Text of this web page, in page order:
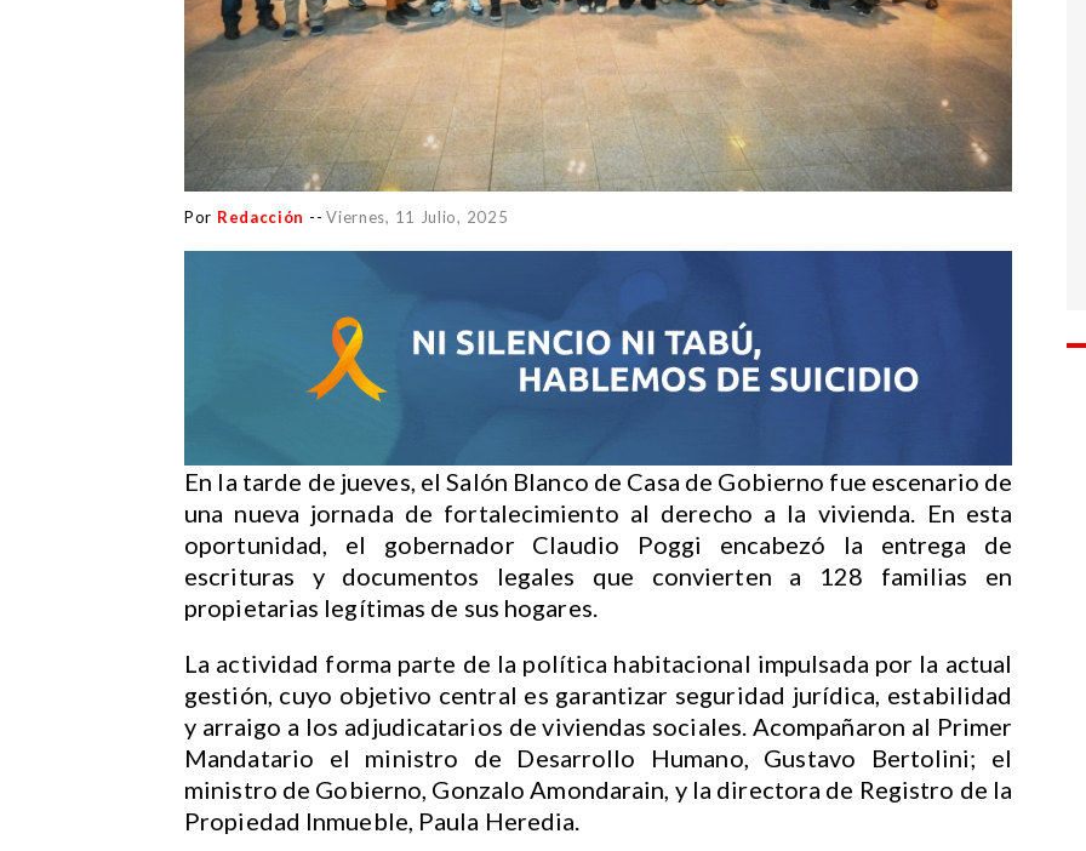
Por Redacción -- Viernes, 11 Julio, 2025
En la tarde de jueves, el Salón Blanco de Casa de Gobierno fue escenario de
una nueva jornada de fortalecimiento al derecho a la vivienda. En esta
oportunidad, el gobernador Claudio Poggi encabezó la entrega de
escrituras y documentos legales que convierten a 128 familias en
propietarias legítimas de sus hogares.
La actividad forma parte de la política habitacional impulsada por la actual
gestión, cuyo objetivo central es garantizar seguridad jurídica, estabilidad
y arraigo a los adjudicatarios de viviendas sociales. Acompañaron al Primer
Mandatario el ministro de Desarrollo Humano, Gustavo Bertolini; el
ministro de Gobierno, Gonzalo Amondarain, y la directora de Registro de la
Propiedad Inmueble, Paula Heredia.